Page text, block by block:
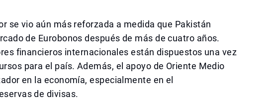
se vio aún más reforzada a medida que Pakistán
de Eurobonos después de más de cuatro años.
financieros internacionales están dispuestos una vez
para el país. Además, el apoyo de Oriente Medio
en la economía, especialmente en el
de divisas.